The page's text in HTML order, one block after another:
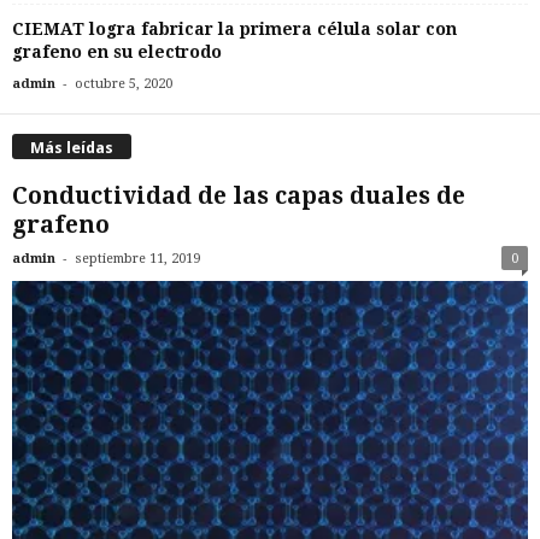
CIEMAT logra fabricar la primera célula solar con
grafeno en su electrodo
admin - octubre 5, 2020
Más leídas
Conductividad de las capas duales de
grafeno
admin - septiembre 11, 2019 0